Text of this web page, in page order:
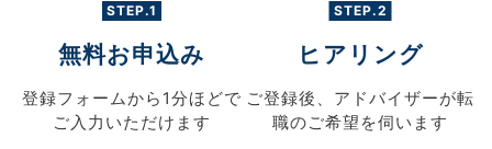
STEP.1
無料お申込み
登録フォームから 1分ほどで
ご入力 いただけます
STEP.2
ヒアリング
ご登録後、 アドバイザーが転
職のご希望を伺います